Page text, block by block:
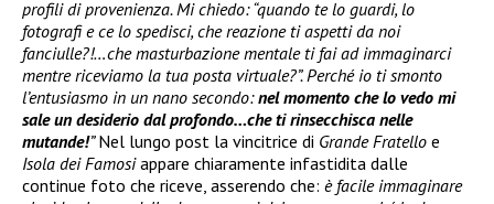
profili di provenienza. Mi chiedo: “quando te lo guardi, lo
fotografi e ce lo spedisci, che reazione ti aspetti da noi
fanciulle?!…che masturbazione mentale ti fai ad immaginarci
mentre riceviamo la tua posta virtuale?”. Perché io ti smonto
l’entusiasmo in un nano secondo:nel momento che lo vedo mi
sale un desiderio dal profondo…che ti rinsecchisca nelle
mutande!”Nel lungo post la vincitrice di Grande Fratello e
Isola dei Famosiappare chiaramente infastidita dalle
continue foto che riceve, asserendo che: è facile immaginare